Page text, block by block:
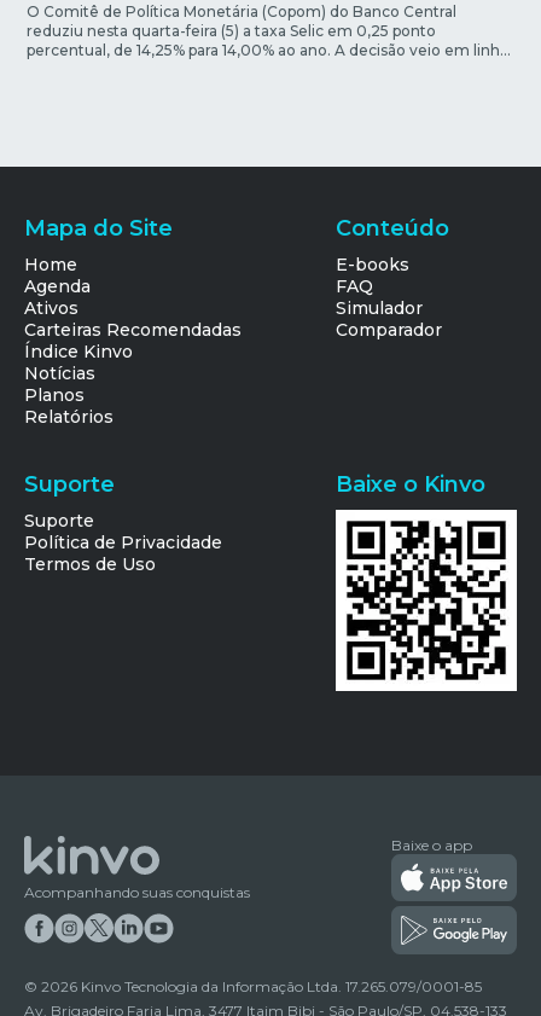
O Comitê de Política Monetária (Copom) do Banco Central
reduziu nesta quarta-feira (5) a taxa Selic em 0,25 ponto
percentual, de 14,25% para 14,00% ao ano. A decisão veio em linha
Mapa do Site
Home
Agenda
Ativos
Carteiras Recomendadas
Índice Kinvo
Notícias
Planos
Relatórios
Conteúdo
E-books
FAQ
Simulador
Comparador
Suporte
Suporte
Política de Privacidade
Termos de Uso
Baixe o Kinvo
Acompanhando suas conquistas
Baixe o app
© 2026 Kinvo Tecnologia da Informação Ltda. 17.265.079/0001-85
Av. Brigadeiro Faria Lima, 3477 Itaim Bibi - São Paulo/SP, 04.538-133